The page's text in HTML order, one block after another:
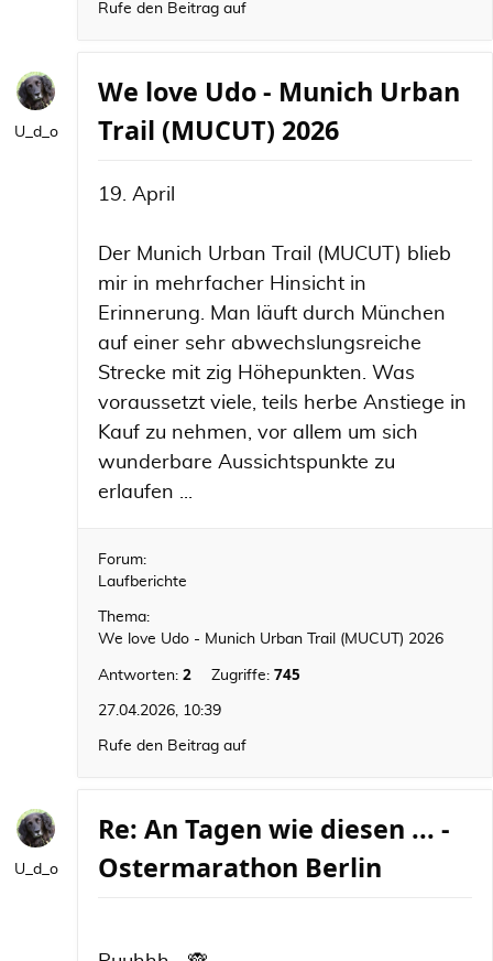
Rufe den Beitrag auf
U_d_o
We love Udo - Munich Urban
Trail (MUCUT) 2026
19. April
Der Munich Urban Trail (MUCUT) blieb
mir in mehrfacher Hinsicht in
Erinnerung. Man läuft durch München
auf einer sehr abwechslungsreiche
Strecke mit zig Höhepunkten. Was
voraussetzt viele, teils herbe Anstiege in
Kauf zu nehmen, vor allem um sich
wunderbare Aussichtspunkte zu
erlaufen ...
Forum:
Laufberichte
Thema:
We love Udo - Munich Urban Trail (MUCUT) 2026
Antworten: 2 Zugriffe: 745
27.04.2026, 10:39
Rufe den Beitrag auf
U_d_o
Re: An Tagen wie diesen ... -
Ostermarathon Berlin